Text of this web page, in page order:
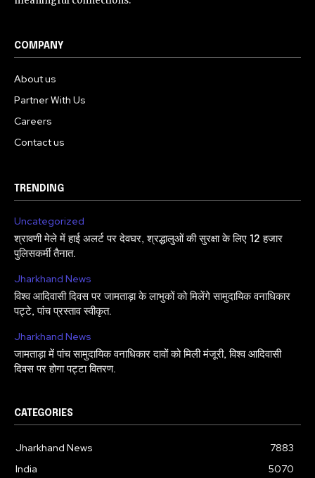
COMPANY
About us
Partner With Us
Careers
Contact us
TRENDING
Uncategorized
श्रावणी मेले में हाई अलर्ट पर देवघर, श्रद्धालुओं की सुरक्षा के लिए 12 हजार
पुलिसकर्मी तैनात.
Jharkhand News
विश्व आदिवासी दिवस पर जामताड़ा के लाभुकों को मिलेंगे सामुदायिक वनाधिकार
पट्टे, पांच प्रस्ताव स्वीकृत.
Jharkhand News
जामताड़ा में पांच सामुदायिक वनाधिकार दावों को मिली मंजूरी, विश्व आदिवासी
दिवस पर होगा पट्टा वितरण.
CATEGORIES
Jharkhand News
7883
India
5070